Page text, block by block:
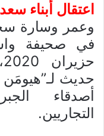
اعتقال أبناء
وعمر وسارة
في صحيفة
حديث
أصدقاء
التجاريين.